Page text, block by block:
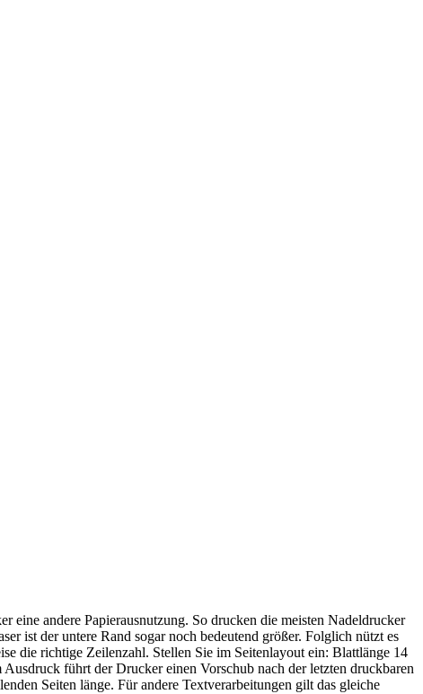
andere Papierausnutzung. So drucken die meisten Nadeldrucker
ist der untere Rand sogar noch bedeutend größer. Folglich nützt es
die richtige Zeilenzahl. Stellen Sie im Seitenlayout ein: Blattlänge 14
führt der Drucker einen Vorschub nach der letzten druckbaren
Seiten länge. Für andere Textverarbeitungen gilt das gleiche